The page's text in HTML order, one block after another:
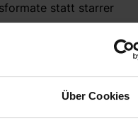
Über Cookies
statt starrer
Zuhören, persönliche
zu. Genau das kann